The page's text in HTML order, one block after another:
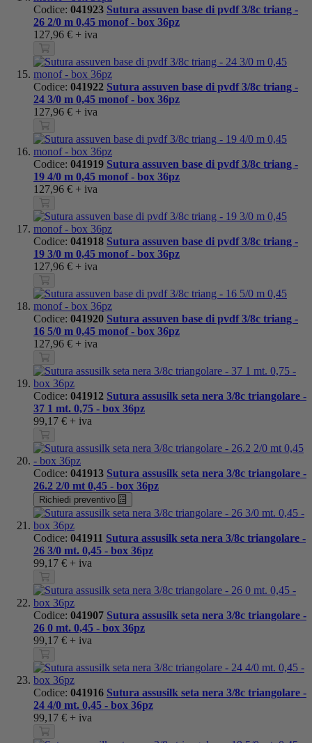
Codice: 041923 Sutura assuven base di pvdf 3/8c triang -
26 2/0 m 0,45 monof - box 36pz
127,96 € + iva
Codice: 041922 Sutura assuven base di pvdf 3/8c triang -
24 3/0 m 0,45 monof - box 36pz
127,96 € + iva
Codice: 041919 Sutura assuven base di pvdf 3/8c triang -
19 4/0 m 0,45 monof - box 36pz
127,96 € + iva
Codice: 041918 Sutura assuven base di pvdf 3/8c triang -
19 3/0 m 0,45 monof - box 36pz
127,96 € + iva
Codice: 041920 Sutura assuven base di pvdf 3/8c triang -
16 5/0 m 0,45 monof - box 36pz
127,96 € + iva
Codice: 041912 Sutura assusilk seta nera 3/8c triangolare -
37 1 mt. 0,75 - box 36pz
99,17 € + iva
Codice: 041913 Sutura assusilk seta nera 3/8c triangolare -
26.2 2/0 mt 0,45 - box 36pz
Richiedi preventivo
Codice: 041911 Sutura assusilk seta nera 3/8c triangolare -
26 3/0 mt. 0,45 - box 36pz
99,17 € + iva
Codice: 041907 Sutura assusilk seta nera 3/8c triangolare -
26 0 mt. 0,45 - box 36pz
99,17 € + iva
Codice: 041916 Sutura assusilk seta nera 3/8c triangolare -
24 4/0 mt. 0,45 - box 36pz
99,17 € + iva